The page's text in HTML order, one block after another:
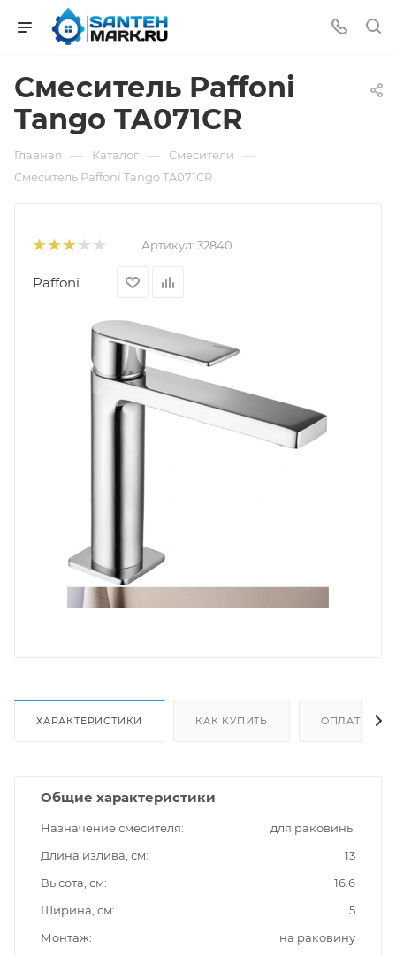
Смеситель Paffoni
Tango TA071CR
Главная — Каталог — Смесители —
Смеситель Paffoni Tango TA071CR
Артикул: 32840
Paffoni
ХАРАКТЕРИСТИКИ КАК КУПИТЬ ОПЛАТА
Общие характеристики
Назначение смесителя
для раковины
Длина излива, см
13
Высота, см
16.6
Ширина, см
5
Монтаж
на раковину